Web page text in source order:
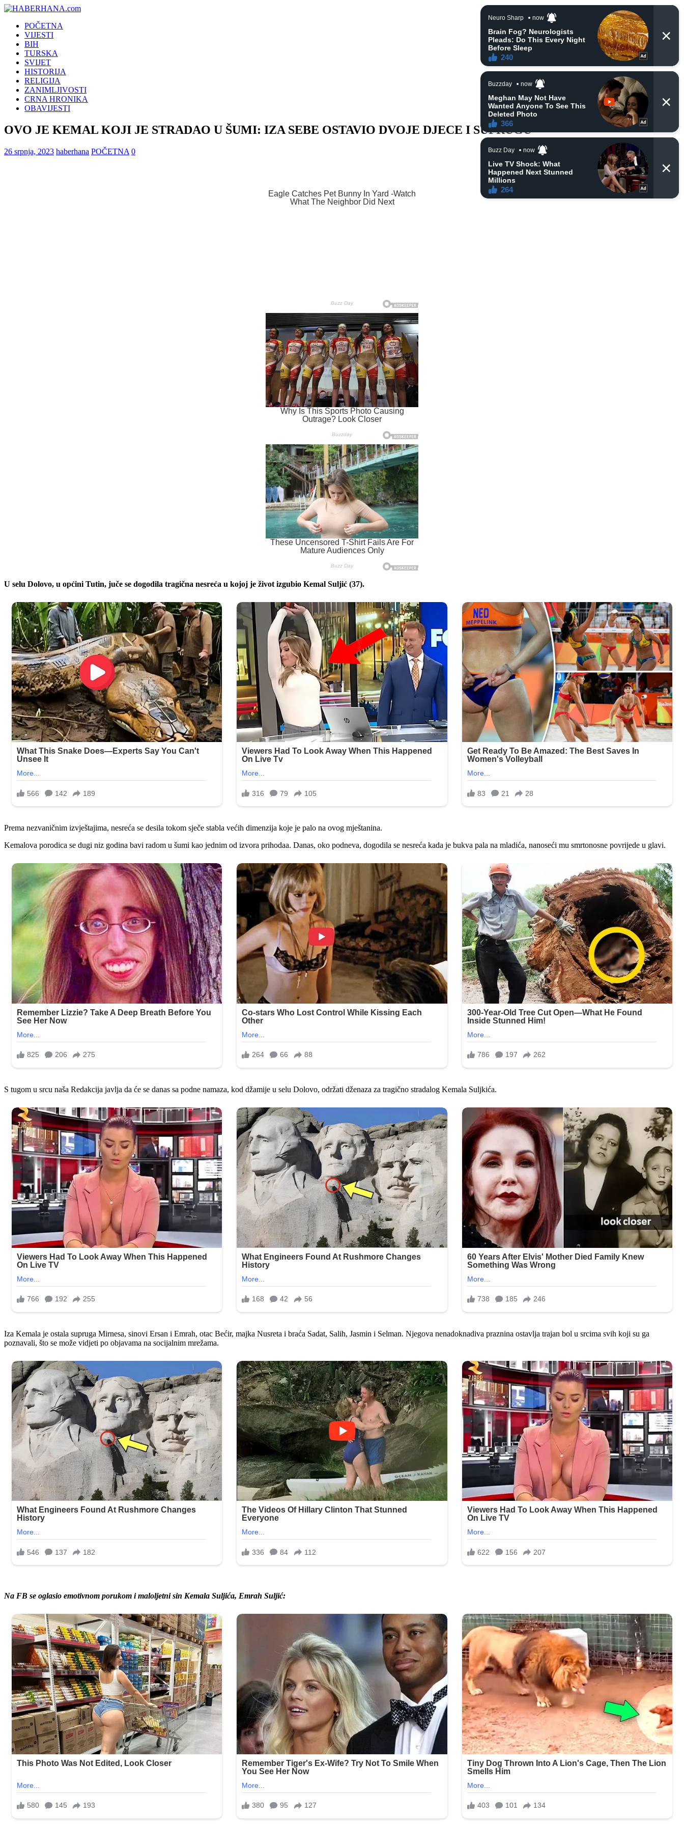
POČETNA
VIJESTI
BIH
TURSKA
SVIJET
HISTORIJA
RELIGIJA
ZANIMLJIVOSTI
CRNA HRONIKA
OBAVIJESTI
OVO JE KEMAL KOJI JE STRADAO U ŠUMI: IZA SEBE OSTAVIO DVOJE DJECE I SUPRUGU
26 srpnja, 2023 haberhana POČETNA 0
U selu Dolovo, u općini Tutin, juče se dogodila tragična nesreća u kojoj je život izgubio Kemal Suljić (37).
Prema nezvaničnim izvještajima, nesreća se desila tokom sječe stabla većih dimenzija koje je palo na ovog mještanina.
Kemalova porodica se dugi niz godina bavi radom u šumi kao jednim od izvora prihodaa. Danas, oko podneva, dogodila se nesreća kada je bukva pala na mladića, nanoseći mu smrtonosne povrijede u glavi.
S tugom u srcu naša Redakcija javlja da će se danas sa podne namaza, kod džamije u selu Dolovo, održati dženaza za tragično stradalog Kemala Suljkića.
Iza Kemala je ostala supruga Mirnesa, sinovi Ersan i Emrah, otac Bećir, majka Nusreta i braća Sadat, Salih, Jasmin i Selman. Njegova nenadoknadiva praznina ostavlja trajan bol u srcima svih koji su ga
poznavali, što se može vidjeti po objavama na socijalnim mrežama.
Na FB se oglasio emotivnom porukom i maloljetni sin Kemala Suljića, Emrah Suljić: